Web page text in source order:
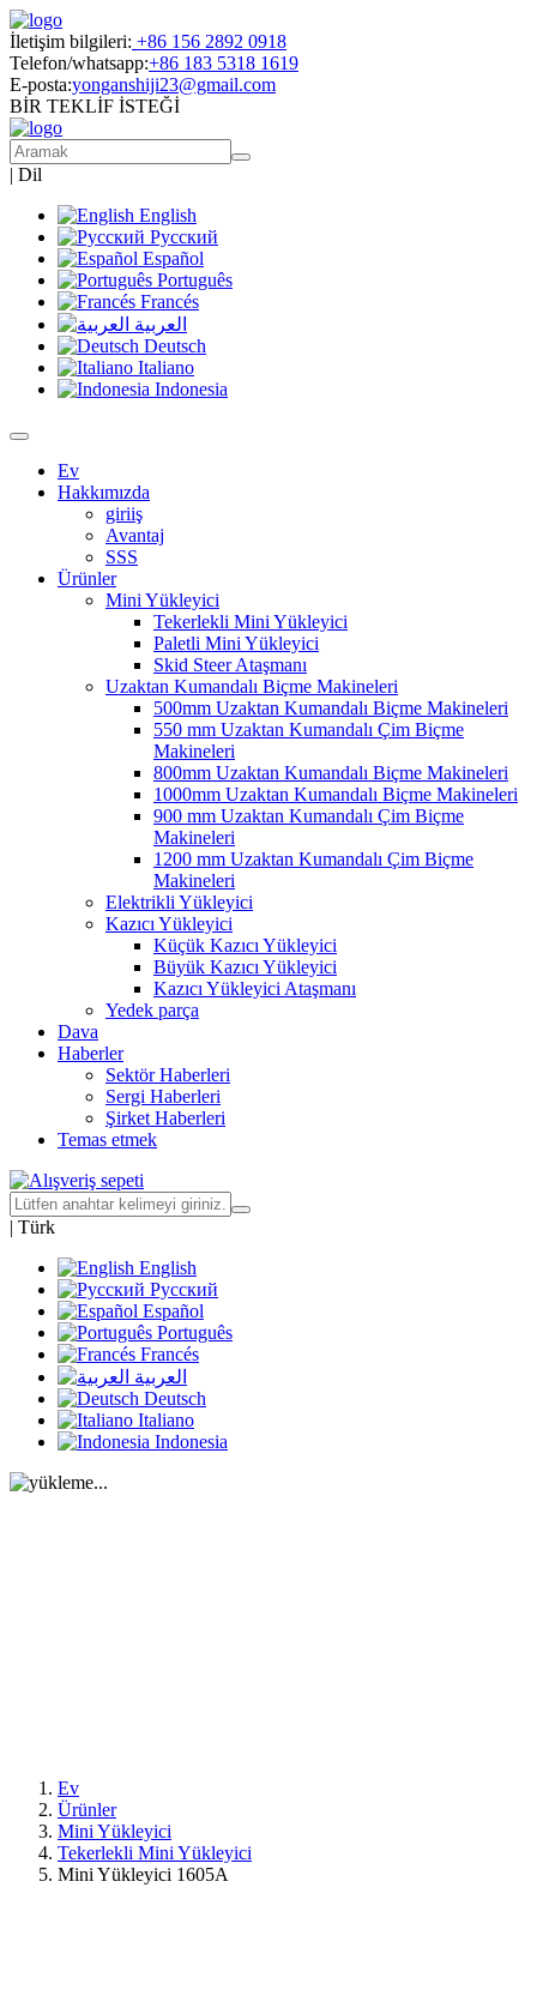
İletişim bilgileri: +86 156 2892 0918
Telefon/whatsapp:+86 183 5318 1619
E-posta:yonganshiji23@gmail.com
BİR TEKLİF İSTEĞİ
| Dil
English
Русский
Español
Português
Francés
العربية
Deutsch
Italiano
Indonesia
Ev
Hakkımızda
giriiş
Avantaj
SSS
Ürünler
Mini Yükleyici
Tekerlekli Mini Yükleyici
Paletli Mini Yükleyici
Skid Steer Ataşmanı
Uzaktan Kumandalı Biçme Makineleri
500mm Uzaktan Kumandalı Biçme Makineleri
550 mm Uzaktan Kumandalı Çim Biçme
Makineleri
800mm Uzaktan Kumandalı Biçme Makineleri
1000mm Uzaktan Kumandalı Biçme Makineleri
900 mm Uzaktan Kumandalı Çim Biçme
Makineleri
1200 mm Uzaktan Kumandalı Çim Biçme
Makineleri
Elektrikli Yükleyici
Kazıcı Yükleyici
Küçük Kazıcı Yükleyici
Büyük Kazıcı Yükleyici
Kazıcı Yükleyici Ataşmanı
Yedek parça
Dava
Haberler
Sektör Haberleri
Sergi Haberleri
Şirket Haberleri
Temas etmek
| Türk
English
Русский
Español
Português
Francés
العربية
Deutsch
Italiano
Indonesia
Ev
Ürünler
Mini Yükleyici
Tekerlekli Mini Yükleyici
Mini Yükleyici 1605A